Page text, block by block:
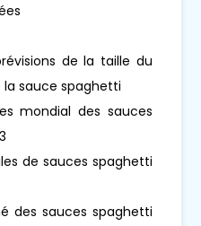
de la taille du
sauce spaghetti
mondial des sauces
de sauces spaghetti
des sauces spaghetti